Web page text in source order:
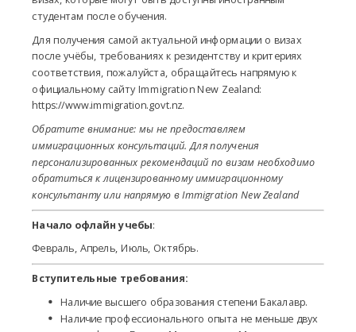
студентам после обучения.
Для получения самой актуальной информации о визах
после учёбы, требованиях к резидентству и критериях
соответствия, пожалуйста, обращайтесь напрямую к
официальному сайту Immigration New Zealand:
https://www.immigration.govt.nz.
Обратите внимание: мы не предоставляем
иммиграционных консультаций. Для получения
персонализированных рекомендаций по визам необходимо
обратиться к лицензированному иммиграционному
консультанту или напрямую в Immigration New Zealand
Начало офлайн учебы:
Февраль, Апрель, Июль, Октябрь.
Вступительные требования:
Наличие высшего образования степени Бакалавр.
Наличие профессионального опыта не меньше двух